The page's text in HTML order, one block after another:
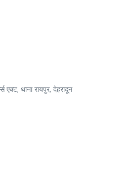
थाना रायपुर, देहरादून